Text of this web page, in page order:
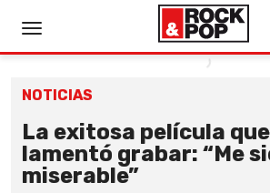
NOTICIAS
La exitosa película
lamentó grabar: “Me
miserable”